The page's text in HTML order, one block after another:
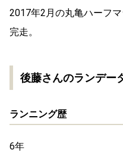
2017年2月の丸亀ハーフ
完走。
後藤さんのランデー
ランニング歴
6年